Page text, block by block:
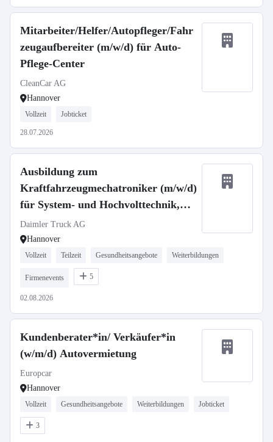
Mitarbeiter/Helfer/Autopfleger/Fahr
zeugaufbereiter (m/w/d) für Auto-
Pflege-Center
CleanCar AG
Hannover
Vollzeit Jobticket
28.07.2026
Ausbildung zum
Kraftfahrzeugmechatroniker (m/w/d)
für System- und Hochvolttechnik,
Daimler Truck AG
Daimler Truck AG
Hannover
Vollzeit Teilzeit Gesundheitsangebote Weiterbildungen
Firmenevents 5
02.08.2026
Kundenberater*in/ Verkäufer*in
(w/m/d) Autovermietung
Europcar
Hannover
Vollzeit Gesundheitsangebote Weiterbildungen Jobticket
3